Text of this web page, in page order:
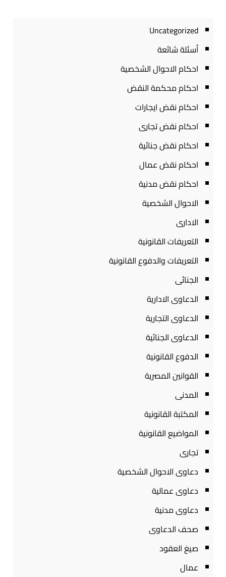
Uncategorized
أسئلة شائعة
احكام الاحوال الشخصية
احكام محكمة النقض
احكام نقض ايجارات
احكام نقض تجارى
احكام نقض جنائية
احكام نقض عمال
احكام نقض مدنية
الاحوال الشخصية
الادارى
التعريفات القانونية
التعريفات والدفوع القانونية
الجنائى
الدعاوى الادارية
الدعاوى التجارية
الدعاوى الجنائية
الدفوع القانونية
القوانين المصرية
المدنى
المكتبة القانونية
المواضيع القانونية
تجارى
دعاوى الاحوال الشخصية
دعاوى عمالية
دعاوى مدنية
صحف الدعاوى
صيغ العقود
عمال